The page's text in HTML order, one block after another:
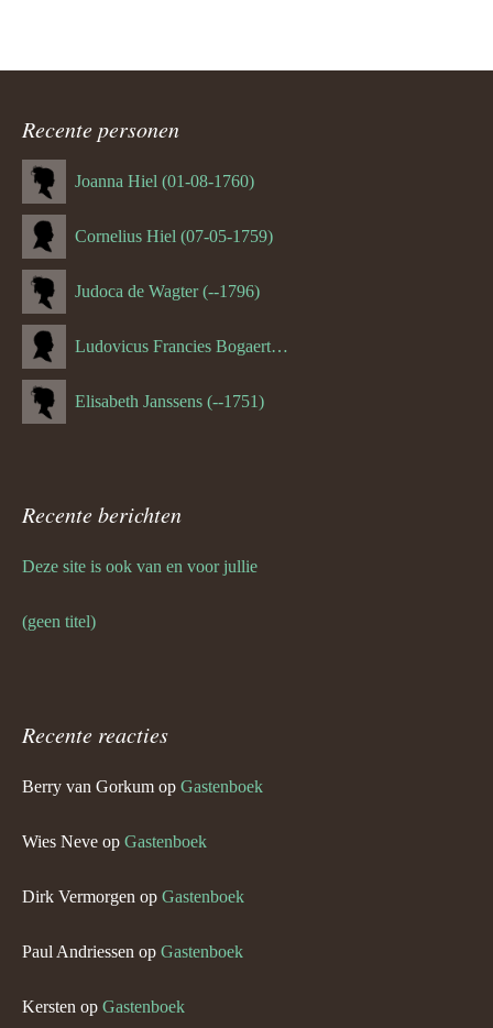
Recente personen
Joanna Hiel (01-08-1760)
Cornelius Hiel (07-05-1759)
Judoca de Wagter (--1796)
Ludovicus Francies Bogaert (--1825)
Elisabeth Janssens (--1751)
Recente berichten
Deze site is ook van en voor jullie
(geen titel)
Recente reacties
Berry van Gorkum op Gastenboek
Wies Neve op Gastenboek
Dirk Vermorgen op Gastenboek
Paul Andriessen op Gastenboek
Kersten op Gastenboek